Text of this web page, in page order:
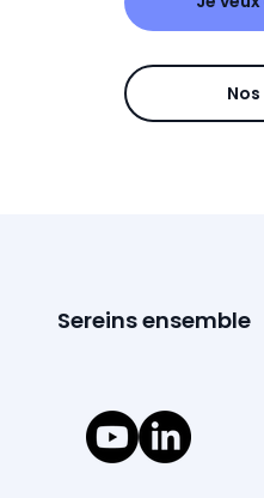
Sereins ensemble